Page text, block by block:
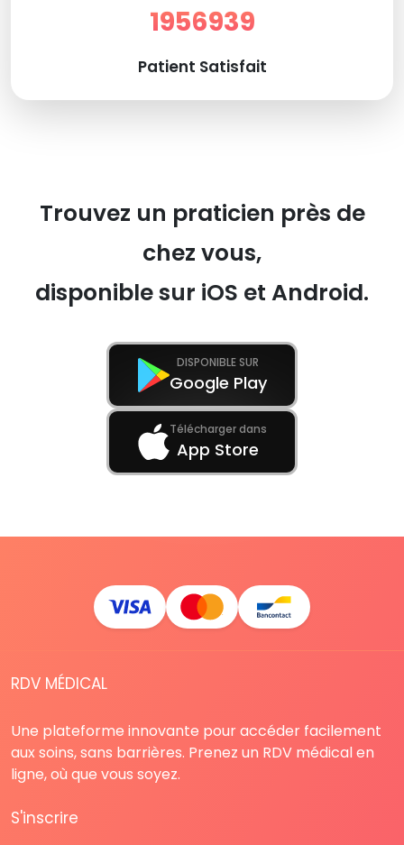
1956939
Patient Satisfait
Trouvez un praticien près de
chez vous,
disponible sur iOS et Android.
DISPONIBLE SUR
Google Play
Télécharger dans
App Store
RDV MÉDICAL
Une plateforme innovante pour accéder facilement
aux soins, sans barrières. Prenez un RDV médical en
ligne, où que vous soyez.
S'inscrire